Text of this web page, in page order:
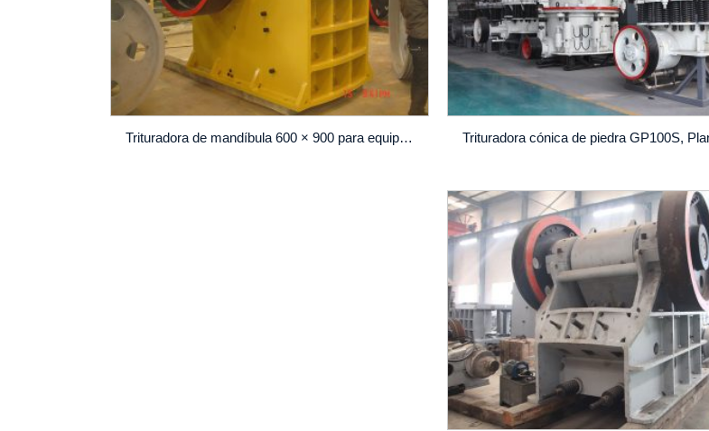
Trituradora de mandíbula 600 × 900 para equipos de trituración de piedra